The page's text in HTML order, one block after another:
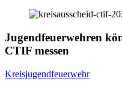
Jugendfeuerwehren
CTIF messen
Kreisjugendfeuerwehr